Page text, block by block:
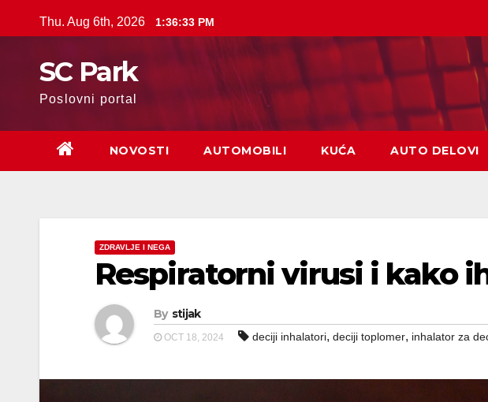
to
Thu. Aug 6th, 2026 1:36:35 PM
SC Park
Poslovni portal
NOVOSTI AUTOMOBILI KUĆA AUTO DELOVI
ZDRAVLJE I NEGA
Respiratorni virusi i kako
By stijak
OCT 18, 2024 deciji inhalatori, deciji toplomer, inhalator za